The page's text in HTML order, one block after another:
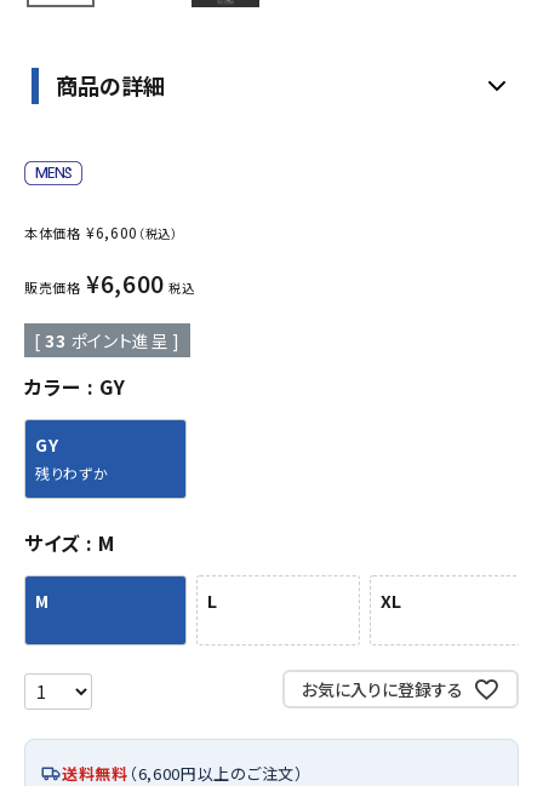
商品の詳細
本体価格 ¥6,600 （税込）
販売価格 ¥6,600 税込
[ 33 ポイント進呈 ]
カラー GY
GY
残りわずか
サイズ M
M L XL
お気に入りに登録する
送料無料 （6,600円以上のご注文）